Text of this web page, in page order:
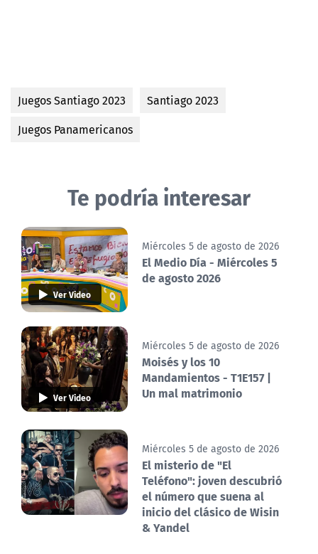
Juegos Santiago 2023
Santiago 2023
Juegos Panamericanos
Te podría interesar
Ver Video
Miércoles 5 de agosto de 2026
El Medio Día - Miércoles 5
de agosto 2026
Ver Video
Miércoles 5 de agosto de 2026
Moisés y los 10
Mandamientos - T1E157 |
Un mal matrimonio
Miércoles 5 de agosto de 2026
El misterio de "El
Teléfono": joven descubrió
el número que suena al
inicio del clásico de Wisin
& Yandel